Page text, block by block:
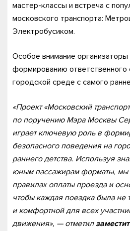
мастер-классы и встреча с
московского транспорта:
Электробусиком.
Особое внимание
формированию ответственного
городской среде с самого
«Проект «Московский
по поручению Мэра Москвы
играет ключевую роль в
безопасного поведения на
раннего детства. Используя
юным пассажирам форматы, мы
правилах оплаты проезда и
чтобы каждая поездка была не
и комфортной для всех
движения», — отметил